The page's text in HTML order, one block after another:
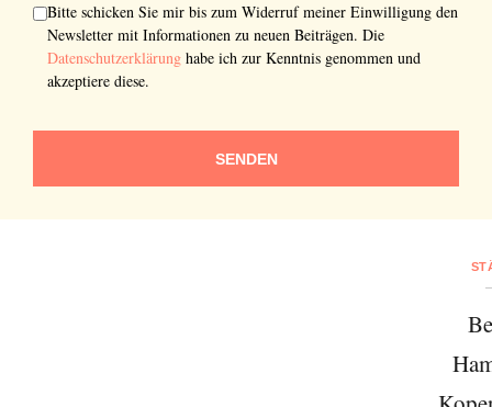
Bitte schicken Sie mir bis zum Widerruf meiner Einwilligung den
Newsletter mit Informationen zu neuen Beiträgen. Die
Datenschutzerklärung habe ich zur Kenntnis genommen und
akzeptiere diese.
SENDEN